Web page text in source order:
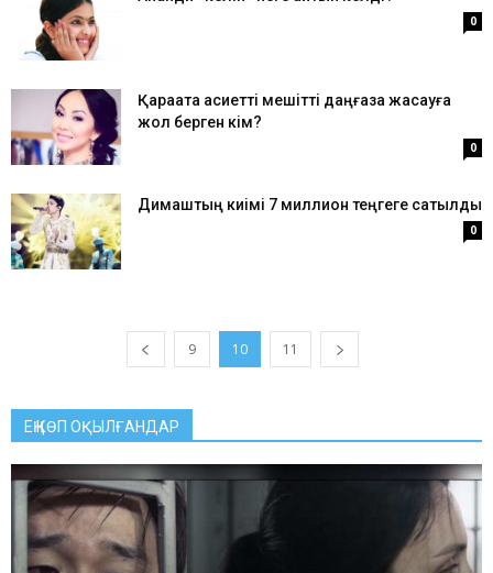
0
Қарақатқа қасиетті мешітті даңғаза жасауға
жол берген кім?
0
Димаштың киімі 7 миллион теңгеге сатылды
0
9 10 11
ЕҢ КӨП ОҚЫЛҒАНДАР